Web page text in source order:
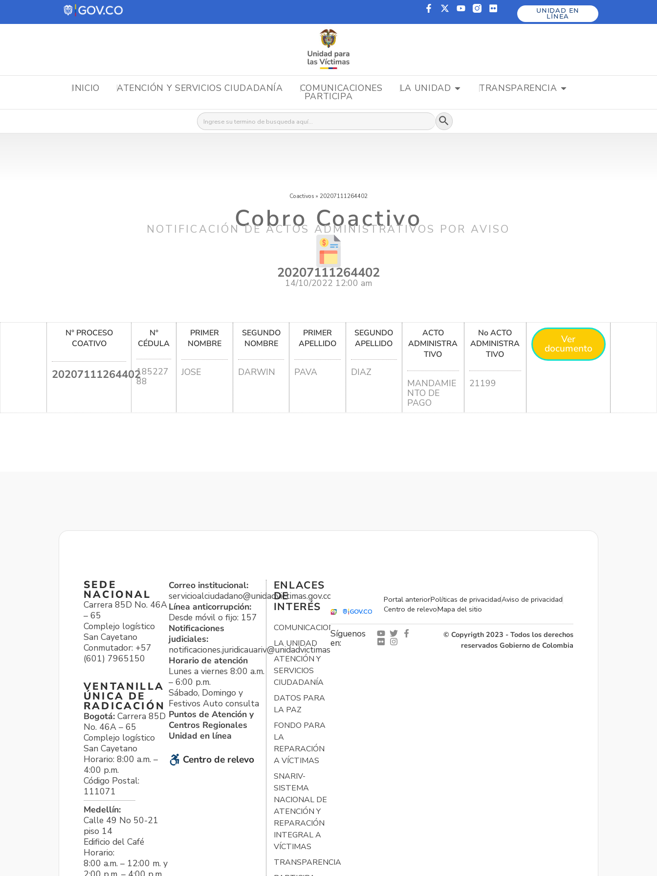
UNIDAD EN
LÍNEA
INICIO ATENCIÓN Y SERVICIOS CIUDADANÍA COMUNICACIONES LA UNIDAD TRANSPARENCIA
PARTICIPA
Buscar: Botón de búsqueda
Coactivos » 20207111264402
Cobro Coactivo
NOTIFICACIÓN DE ACTOS ADMINISTRATIVOS POR AVISO
20207111264402
14/10/2022 12:00 am
N° PROCESO
COATIVO
20207111264402
N°
CÉDULA
185227
88
PRIMER
NOMBRE
JOSE
SEGUNDO
NOMBRE
DARWIN
PRIMER
APELLIDO
PAVA
SEGUNDO
APELLIDO
DIAZ
ACTO
ADMINISTRA
TIVO
MANDAMIE
NTO DE
PAGO
No ACTO
ADMINISTRA
TIVO
21199
Ver
documento
SEDE
NACIONAL
Carrera 85D No. 46A
– 65
Complejo logístico
San Cayetano
Conmutador: +57
(601) 7965150
VENTANILLA
ÚNICA DE
RADICACIÓN
Bogotá: Carrera 85D
No. 46A – 65
Complejo logístico
San Cayetano
Horario: 8:00 a.m. –
4:00 p.m.
Código Postal:
111071
Medellín:
Calle 49 No 50-21
piso 14
Edificio del Café
Horario:
8:00 a.m. – 12:00 m. y
Correo institucional:
servicioalciudadano@unidadvictimas.gov.co
Línea anticorrupción:
Desde móvil o fijo: 157
Notificaciones
judiciales:
notificaciones.juridicauariv@unidadvictimas.gov.co
Horario de atención
Lunes a viernes 8:00 a.m.
– 6:00 p.m.
Sábado, Domingo y
Festivos Auto consulta
Puntos de Atención y
Centros Regionales
Unidad en línea
Centro de relevo
ENLACES
DE
INTERÉS
COMUNICACIONES
LA UNIDAD
ATENCIÓN Y
SERVICIOS
CIUDADANÍA
DATOS PARA
LA PAZ
FONDO PARA
LA
REPARACIÓN
A VÍCTIMAS
SNARIV-
SISTEMA
NACIONAL DE
ATENCIÓN Y
REPARACIÓN
INTEGRAL A
VÍCTIMAS
TRANSPARENCIA
Portal anteriorPolíticas de privacidadAviso de privacidad
Centro de relevoMapa del sitio
Síguenos
en:
© Copyrigth 2023 - Todos los derechos
reservados Gobierno de Colombia